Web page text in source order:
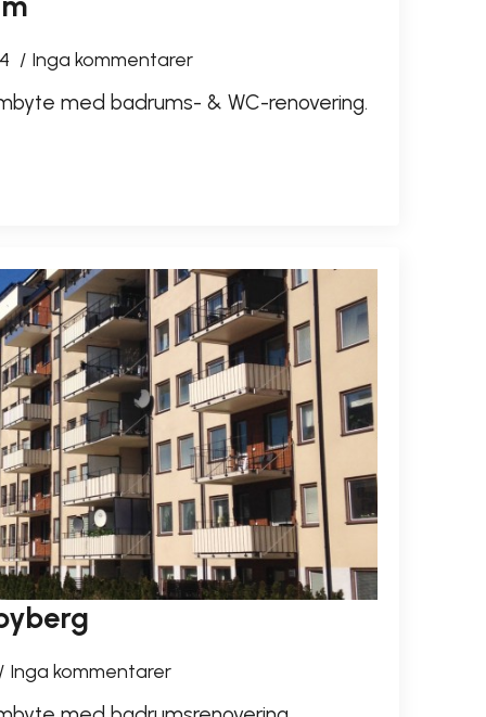
Inga kommentarer
med badrums- & WC-renovering.
Inga kommentarer